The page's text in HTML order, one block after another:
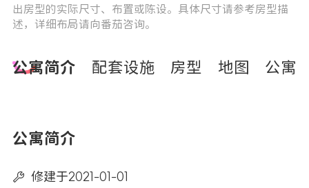
出房型的实际尺寸、布置或陈设。具体尺寸请参考房型描
述，详细布局请向番茄咨询。
公寓简介 配套设施 房型 地图 公寓
公寓简介
修建于2021-01-01